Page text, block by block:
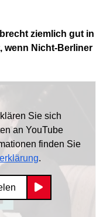
ziemlich gut in
wenn Nicht-Berliner
Sie sich
an YouTube
finden Sie
.